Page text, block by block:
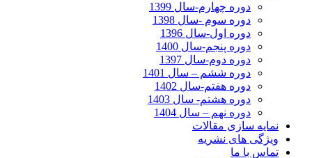
دوره چهارم-سال 1399
دوره سوم -سال 1398
دوره اول-سال 1396
دوره پنجم-سال 1400
دوره دوم-سال 1397
دوره ششم – سال 1401
دوره هفتم-سال 1402
دوره هشتم- سال 1403
دوره نهم – سال 1404
نمایه سازی مقالات
ویژگی های نشریه
تماس با ما